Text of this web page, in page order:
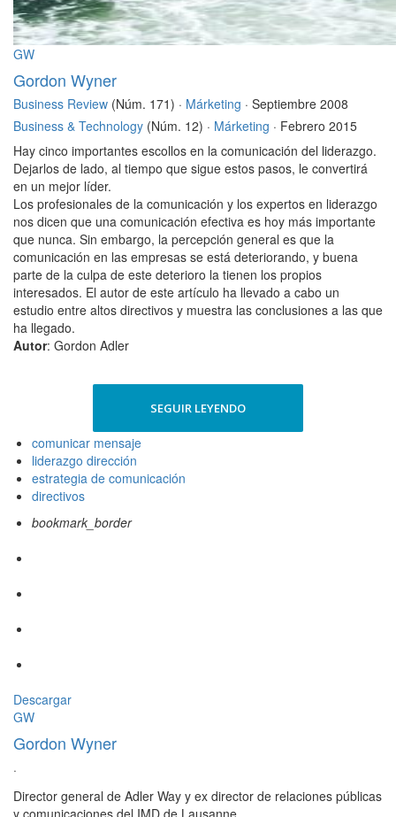
GW
Gordon Wyner
Business Review (Núm. 171) · Márketing · Septiembre 2008
Business & Technology (Núm. 12) · Márketing · Febrero 2015
Hay cinco importantes escollos en la comunicación del liderazgo.
Dejarlos de lado, al tiempo que sigue estos pasos, le convertirá
en un mejor líder.
Los profesionales de la comunicación y los expertos en liderazgo
nos dicen que una comunicación efectiva es hoy más importante
que nunca. Sin embargo, la percepción general es que la
comunicación en las empresas se está deteriorando, y buena
parte de la culpa de este deterioro la tienen los propios
interesados. El autor de este artículo ha llevado a cabo un
estudio entre altos directivos y muestra las conclusiones a las que
ha llegado.
Autor: Gordon Adler
SEGUIR LEYENDO
comunicar mensaje
liderazgo dirección
estrategia de comunicación
directivos
bookmark_border
Descargar
GW
Gordon Wyner
·
Director general de Adler Way y ex director de relaciones públicas